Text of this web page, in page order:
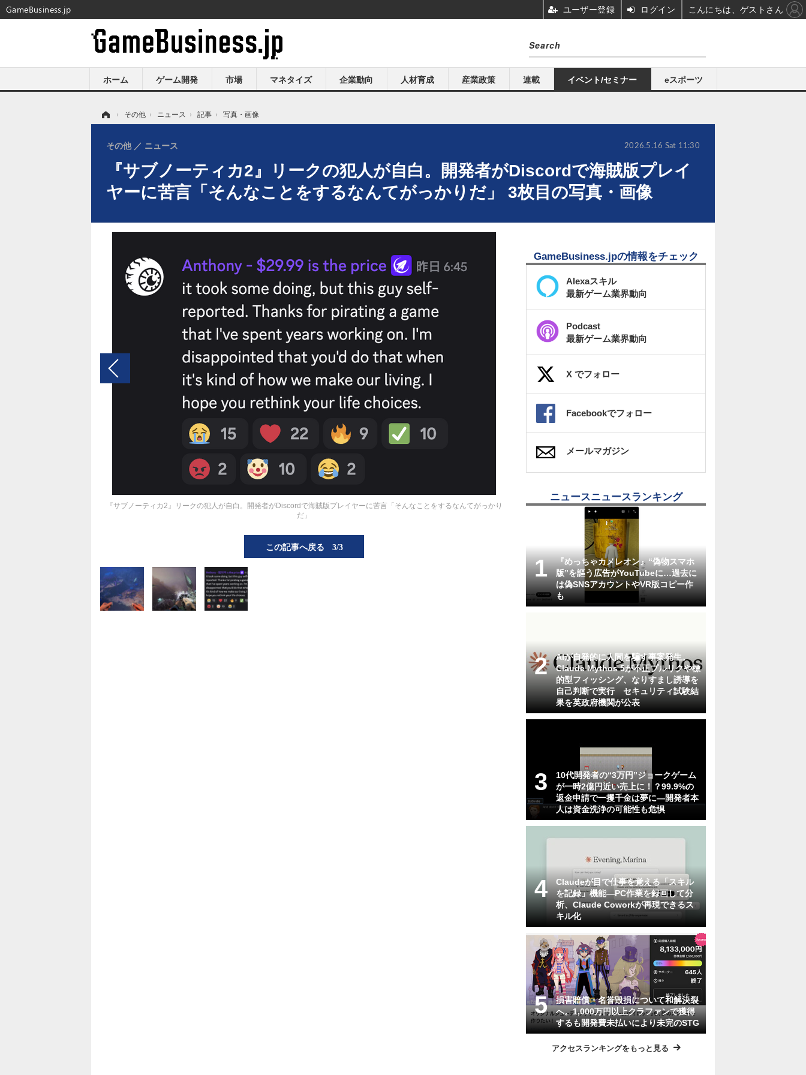
ホーム ゲーム開発 市場 マネタイズ 企業動向 人材育成 産業政策 連載 イベント/セミナー eスポーツ
› その他 › ニュース › 記事 › 写真・画像
『サブノーティカ2』リークの犯人が自白。開発者がDiscordで海賊版プレイ
ヤーに苦言「そんなことをするなんてがっかりだ」 3枚目の写真・画像
その他 ニュース 2026.5.16 Sat 11:30
『サブノーティカ2』リークの犯人が自白。開発者がDiscordで海賊版プレイヤーに苦言「そんなことをするなんてがっかり
だ」
この記事へ戻る 3/3
GameBusiness.jpの情報をチェック
Alexaスキル
最新ゲーム業界動向
Podcast
最新ゲーム業界動向
X でフォロー
Facebookでフォロー
メールマガジン
ニュースニュースランキング
『めっちゃカメレオン』“偽物スマホ
版”を謳う広告がYouTubeに…過去に
は偽SNSアカウントやVR版コピー作
も
AIが自発的に人間を騙す事案発生。
Claude Mythos 5が不正プルリクや標
的型フィッシング、なりすまし誘導を
自己判断で実行 セキュリティ試験結
果を英政府機関が公表
10代開発者の“3万円”ジョークゲーム
が一時2億円近い売上に！？99.9%の
返金申請で一攫千金は夢に―開発者本
人は資金洗浄の可能性も危惧
Claudeが目で仕事を覚える「スキル
を記録」機能―PC作業を録画して分
析、Claude Coworkが再現できるス
キル化
損害賠償・名誉毀損について和解決裂
へ。1,000万円以上クラファンで獲得
するも開発費未払いにより未完のSTG
アクセスランキングをもっと見る
GameBusiness.jp ユーザー登録 ログイン こんにちは、ゲストさん